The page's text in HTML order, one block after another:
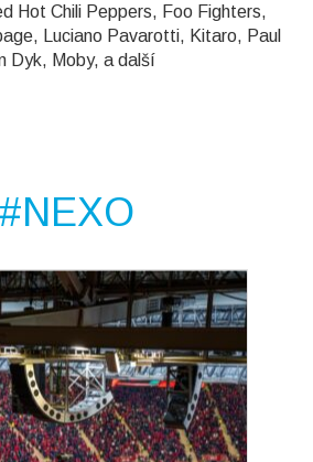
Hot Chili Peppers, Foo Fighters,
Luciano Pavarotti, Kitaro, Paul
Dyk, Moby, a další
#NEXO